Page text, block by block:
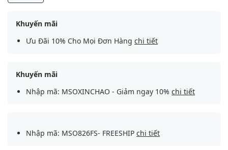
Khuyến mãi
Ưu Đãi 10% Cho Mọi Đơn Hàng chi tiết
Khuyến mãi
Nhập mã: MSOXINCHAO - Giảm ngay 10% chi tiết
Nhập mã: MSO826FS- FREESHIP chi tiết